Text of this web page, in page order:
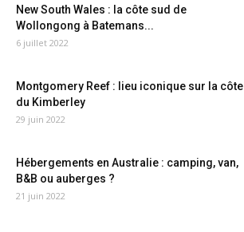
New South Wales : la côte sud de
Wollongong à Batemans...
6 juillet 2022
Montgomery Reef : lieu iconique sur la côte
du Kimberley
29 juin 2022
Hébergements en Australie : camping, van,
B&B ou auberges ?
21 juin 2022